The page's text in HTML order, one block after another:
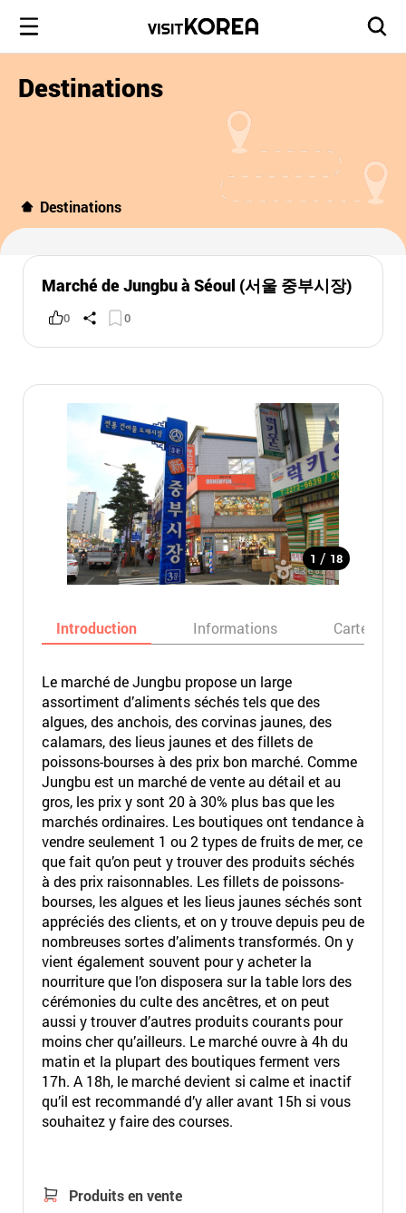
Destinations
Destinations
Marché de Jungbu à Séoul (서울 중부시장)
0 0
1 / 18
Introduction Informations Carte
Le marché de Jungbu propose un large
assortiment d’aliments séchés tels que des
algues, des anchois, des corvinas jaunes, des
calamars, des lieus jaunes et des fillets de
poissons-bourses à des prix bon marché. Comme
Jungbu est un marché de vente au détail et au
gros, les prix y sont 20 à 30% plus bas que les
marchés ordinaires. Les boutiques ont tendance à
vendre seulement 1 ou 2 types de fruits de mer, ce
que fait qu’on peut y trouver des produits séchés
à des prix raisonnables. Les fillets de poissons-
bourses, les algues et les lieus jaunes séchés sont
appréciés des clients, et on y trouve depuis peu de
nombreuses sortes d’aliments transformés. On y
vient également souvent pour y acheter la
nourriture que l’on disposera sur la table lors des
cérémonies du culte des ancêtres, et on peut
aussi y trouver d’autres produits courants pour
moins cher qu’ailleurs. Le marché ouvre à 4h du
matin et la plupart des boutiques ferment vers
17h. A 18h, le marché devient si calme et inactif
qu’il est recommandé d’y aller avant 15h si vous
souhaitez y faire des courses.
Produits en vente